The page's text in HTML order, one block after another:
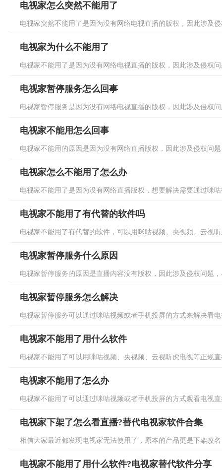
电视家怎么突然不能用了
电视家突然不能用了是因为没有网络电视直播的版权，因此涉及
电视家为什么不能用了
电视家不能用了是因为没有网络电视直播的版权，因此涉及侵权
电视家暂停服务怎么回事
电视家暂停服务是因为没有网络电视直播的版权，因此涉及侵权
电视家不能用怎么回事
电视家不能用的原因是因为没有网络直播版权，因此涉及侵权问
电视家怎么不能用了怎么办
电视家不能用了是因为没有网络直播版权，想要解决需要通过咪
电视家不能用了有代替的软件吗
电视家不能用了有代替的软件，可以用咪咕视频、央视频、云视
电视家暂停服务什么原因
电视家暂停服务的原因是直播内容没有版权，因此涉及侵权问题
电视家暂停服务怎么解决
电视家暂停服务可以通过咪咕视频或者手机投屏的方式来解决看
电视家不能用了用什么软件
电视家不能用了可以用咪咕视频、央视频、云视听虎电视等正规
电视家不能用了怎么办
电视家不能用了可以通过咪咕视频或者手机投屏的方式观看电视
电视家下架了怎么看直播?替代电视家软件合集
相信大家最近都发现电视家无法使用了，原本的产品更是下架改
电视家不能用了用什么软件?电视家替代软件分享